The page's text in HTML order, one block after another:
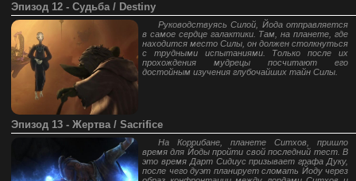
Эпизод 12 - Судьба / Destiny
Руководствуясь Силой, Йода отправляется
в самое сердце галактики. Там, на планете, где
находится место Силы, он должен столкнуться
с трудными испытаниями. Только после их
прохождения мудрецы посчитают его
достойным изучения глубочайших тайн Силы.
Эпизод 13 - Жертва / Sacrifice
На Коррибане, планете Ситхов, пришло
время для Йоды пройти свой последний тест. В
это время Дарт Сидиус призывает графа Дуку,
после чего дуэт планирует сломать Йоду через